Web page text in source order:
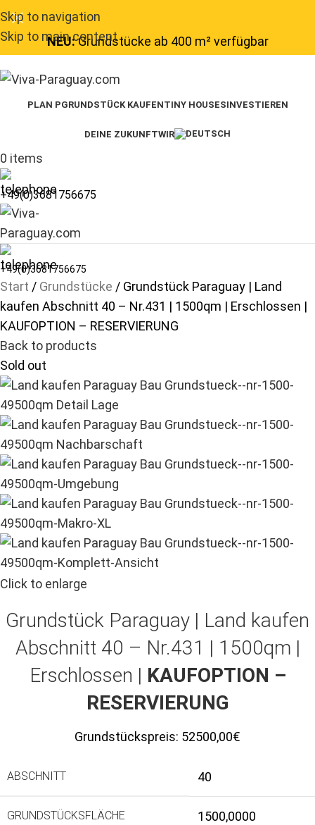
Skip to navigation
Skip to main content
NEU:Grundstücke ab 400 m² verfügbar
PLAN PGRUNDSTÜCK KAUFENTINY HOUSESINVESTIEREN
DEINE ZUKUNFTWIR
0 items
+49(0)3681756675
+49(0)3681756675
Start Grundstücke
Grundstück Paraguay | Land
kaufen Abschnitt 40 – Nr.431 | 1500qm | Erschlossen |
KAUFOPTION – RESERVIERUNG
Back to products
Sold out
Click to enlarge
Grundstück Paraguay | Land kaufen
Abschnitt 40 – Nr.431 | 1500qm |
Erschlossen | KAUFOPTION –
RESERVIERUNG
Grundstückspreis: 52500,00€
ABSCHNITT 40
GRUNDSTÜCKSFLÄCHE 1500,0000